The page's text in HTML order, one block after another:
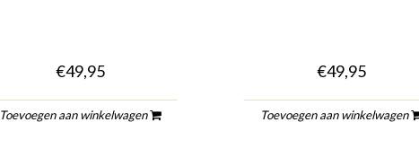
€49,95
Toevoegen aan winkelwagen
€49,95
Toevoegen aan winkelwagen